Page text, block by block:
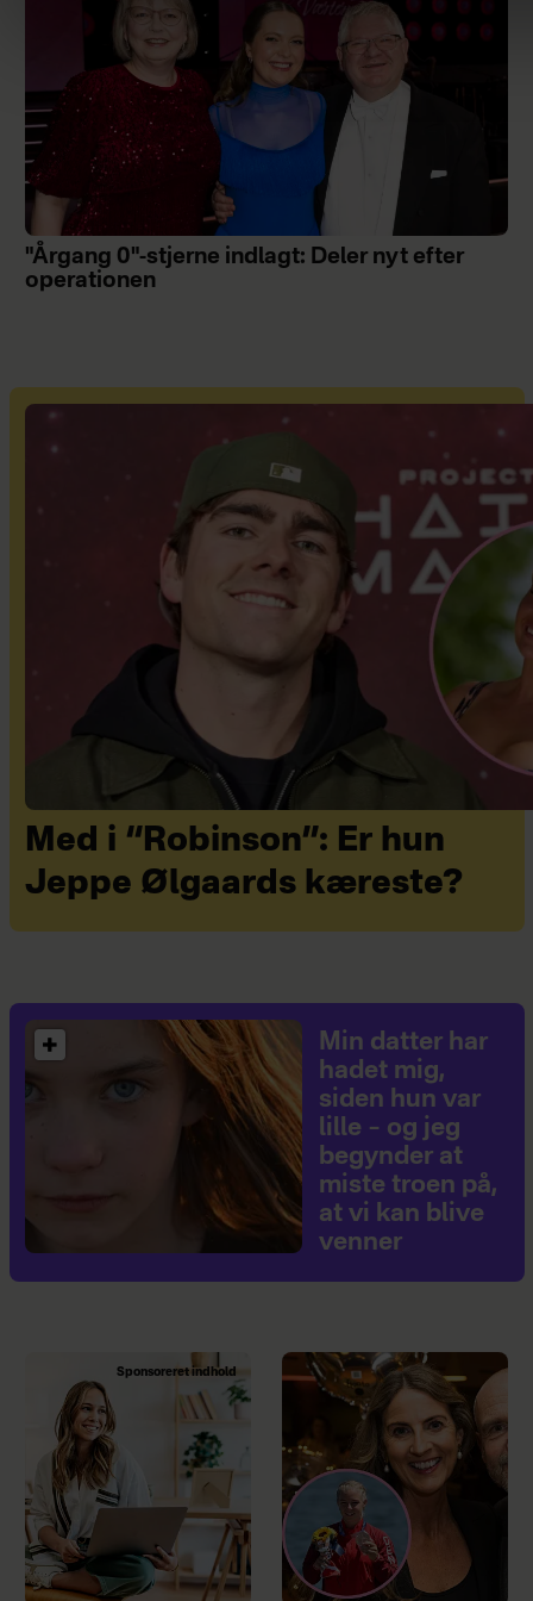
"Årgang 0"-stjerne indlagt: Deler nyt efter
operationen
Med i “Robinson”: Er hun
Jeppe Ølgaards kæreste?
Min datter har
hadet mig,
siden hun var
lille – og jeg
begynder at
miste troen på,
at vi kan blive
venner
Sponsoreret indhold